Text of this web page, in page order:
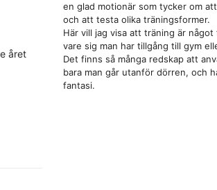
året
en glad motionär som tycker om
och att testa olika träningsformer.
Här vill jag visa att träning är något
vare sig man har tillgång till gym
Det finns så många redskap att
bara man går utanför dörren, och
fantasi.